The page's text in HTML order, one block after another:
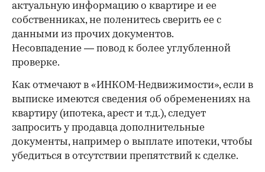
актуальную информацию о квартире и ее
собственниках, не поленитесь сверить ее с
данными из прочих документов.
Несовпадение — повод к более углубленной
проверке.
Как отмечают в «ИНКОМ-Недвижимости», если в
выписке имеются сведения об обременениях на
квартиру (ипотека, арест и т.д.), следует
запросить у продавца дополнительные
документы, например о выплате ипотеки, чтобы
убедиться в отсутствии препятствий к сделке.